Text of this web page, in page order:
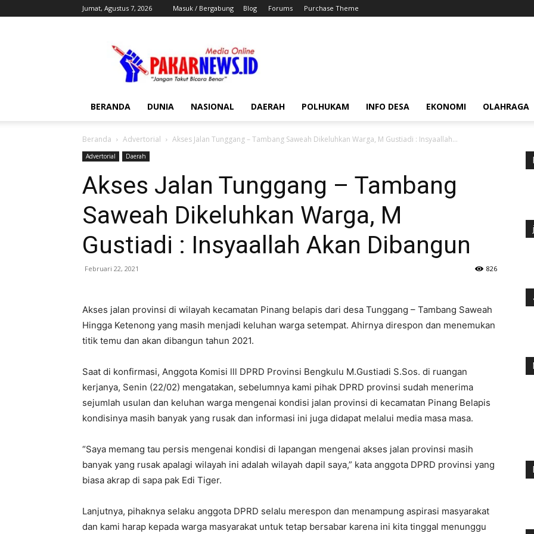
Jumat, Agustus 7, 2026 Masuk / Bergabung Blog Forums Purchase Theme
BERANDA DUNIA NASIONAL DAERAH POLHUKAM INFO DESA EKONOMI OLAHRAGA
Beranda Advertorial Akses Jalan Tunggang – Tambang Saweah Dikeluhkan Warga, M Gustiadi : Insyaallah...
Advertorial Daerah
Akses Jalan Tunggang – Tambang
Saweah Dikeluhkan Warga, M
Gustiadi : Insyaallah Akan Dibangun
Februari 22, 2021 826
Akses jalan provinsi di wilayah kecamatan Pinang belapis dari desa Tunggang – Tambang Saweah
Hingga Ketenong yang masih menjadi keluhan warga setempat. Ahirnya direspon dan menemukan
titik temu dan akan dibangun tahun 2021.
Saat di konfirmasi, Anggota Komisi lll DPRD Provinsi Bengkulu M.Gustiadi S.Sos. di ruangan
kerjanya, Senin (22/02) mengatakan, sebelumnya kami pihak DPRD provinsi sudah menerima
sejumlah usulan dan keluhan warga mengenai kondisi jalan provinsi di kecamatan Pinang Belapis
kondisinya masih banyak yang rusak dan informasi ini juga didapat melalui media masa masa.
“Saya memang tau persis mengenai kondisi di lapangan mengenai akses jalan provinsi masih
banyak yang rusak apalagi wilayah ini adalah wilayah dapil saya,” kata anggota DPRD provinsi yang
biasa akrap di sapa pak Edi Tiger.
Lanjutnya, pihaknya selaku anggota DPRD selalu merespon dan menampung aspirasi masyarakat
dan kami harap kepada warga masyarakat untuk tetap bersabar karena ini kita tinggal menunggu